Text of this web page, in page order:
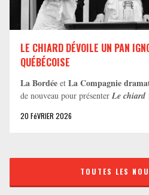
LE CHIARD DÉVOILE UN PAN
QUÉBÉCOISE
La Bordée et La Compagnie
de nouveau pour présenter Le chiard
20 FéVRIER 2026
TOUTES LES